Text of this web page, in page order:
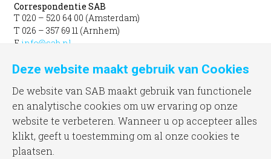
Correspondentie SAB
T 020 – 520 64 00 (Amsterdam)
T 026 – 357 69 11 (Arnhem)
E info@sab.nl
Bezoekadres Amsterdam
gevestigd in het INIT
unit 331b
Jacob Bontiusplaats 9
1018 LL Amsterdam
Bezoekadres Arnhem
Deze website maakt gebruik van Cookies
De website van SAB maakt gebruik van functionele
en analytische cookies om uw ervaring op onze
website te verbeteren. Wanneer u op accepteer alles
klikt, geeft u toestemming om al onze cookies te
plaatsen.